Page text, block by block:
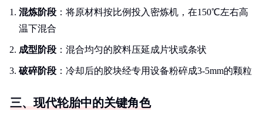
混炼阶段 ：将原材料按比例投入密炼机，在150℃左右高
温下混合
成型阶段 ：混合均匀的胶料压延成片状或条状
破碎阶段 ：冷却后的胶块经专用设备粉碎成3-5mm的颗粒
三、现代轮胎中的关键角色